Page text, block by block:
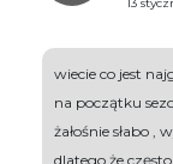
wiecie co jest
na początku
żałośnie słabo
dlatego że